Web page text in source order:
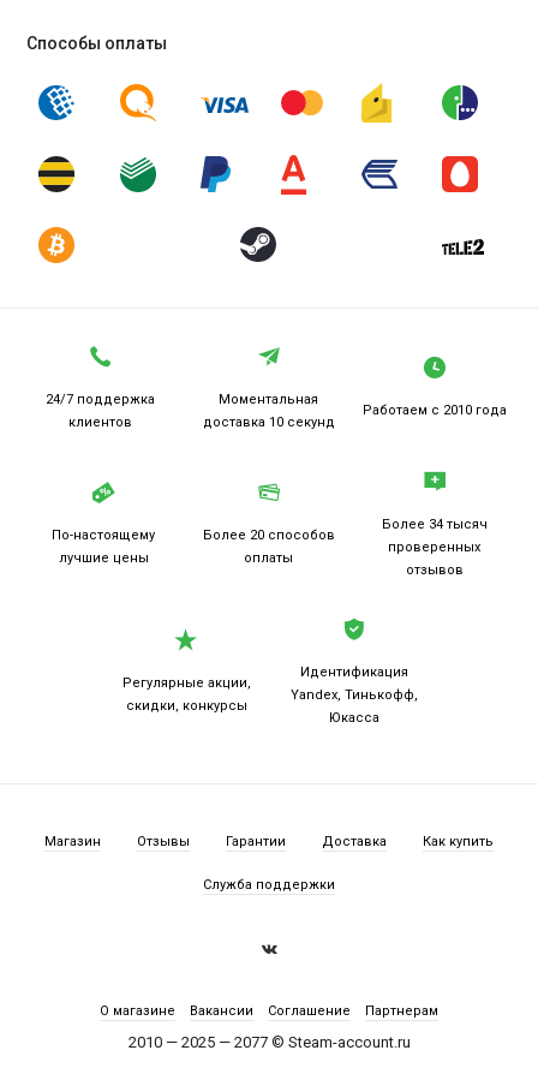
Способы оплаты
24/7 поддержка
клиентов
Моментальная
доставка 10 секунд
Работаем с 2010 года
По-настоящему
лучшие цены
Более 20 способов
оплаты
Более 34 тысяч
проверенных
отзывов
Регулярные акции,
скидки, конкурсы
Идентификация
Yandex, Тинькофф,
Юкасса
Магазин Отзывы Гарантии Доставка Как купить
Служба поддержки
2010 — 2025 — 2077 © Steam-account.ru
О магазине Вакансии Соглашение Партнерам